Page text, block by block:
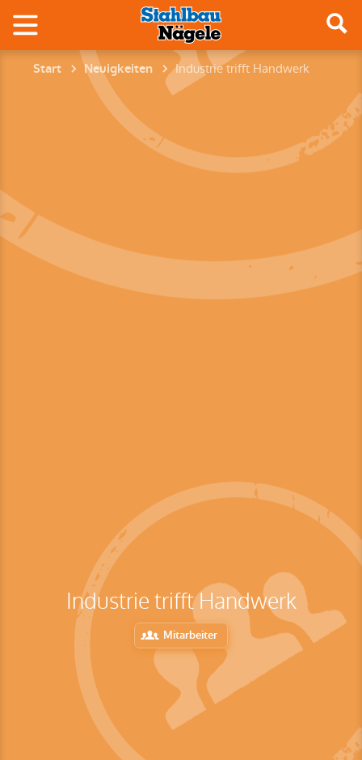
Start Neuigkeiten Industrie trifft Handwerk
Industrie trifft Handwerk
Mitarbeiter